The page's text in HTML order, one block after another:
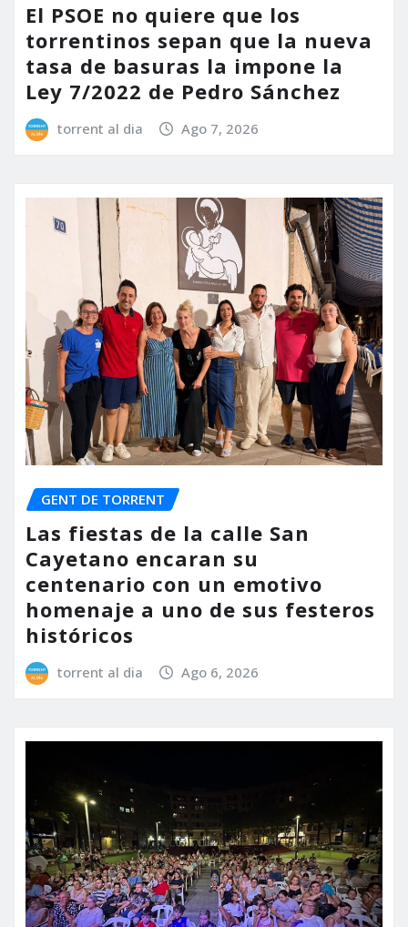
El PSOE no quiere que los
torrentinos sepan que la nueva
tasa de basuras la impone la
Ley 7/2022 de Pedro Sánchez
torrent al dia Ago 7, 2026
GENT DE TORRENT
Las fiestas de la calle San
Cayetano encaran su
centenario con un emotivo
homenaje a uno de sus festeros
históricos
torrent al dia Ago 6, 2026